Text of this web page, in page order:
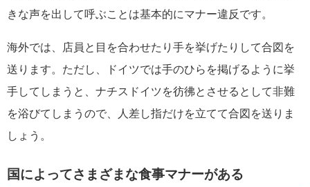
きな声を出して呼ぶことは基本的にマナー違反です。
海外では、店員と目を合わせたり手を挙げたりして合図を
送ります。ただし、ドイツでは手のひらを掲げるように挙
手してしまうと、ナチスドイツを彷彿とさせるとして非難
を浴びてしまうので、人差し指だけを立てて合図を送りま
しょう。
国によってさまざまな食事マナーがある